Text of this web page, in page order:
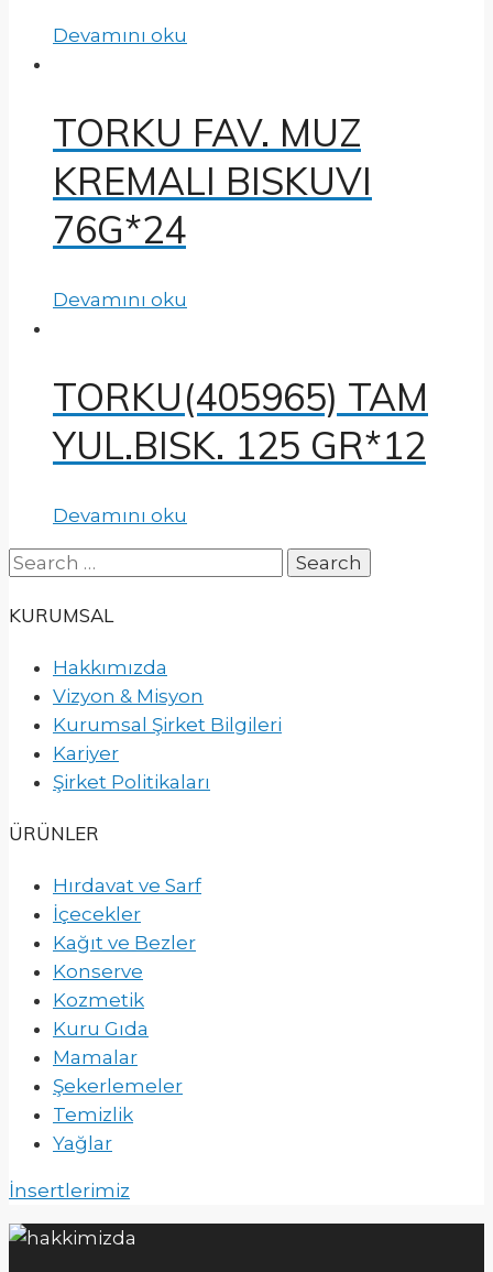
Devamını oku
TORKU FAV. MUZ
KREMALI BISKUVI
76G*24
Devamını oku
TORKU(405965) TAM
YUL.BISK. 125 GR*12
Devamını oku
Search
KURUMSAL
Hakkımızda
Vizyon & Misyon
Kurumsal Şirket Bilgileri
Kariyer
Şirket Politikaları
ÜRÜNLER
Hırdavat ve Sarf
İçecekler
Kağıt ve Bezler
Konserve
Kozmetik
Kuru Gıda
Mamalar
Şekerlemeler
Temizlik
Yağlar
İnsertlerimiz